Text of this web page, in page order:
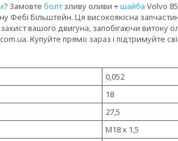
? Замовте болтзливу оливи +шайба Volvo
Фебі Більштейн. Ця високоякісна
вашого двигуна, запобігаючи витоку
Купуйте прямо зараз і підтримуйте
0,052
18
27,5
M18 x 1,5